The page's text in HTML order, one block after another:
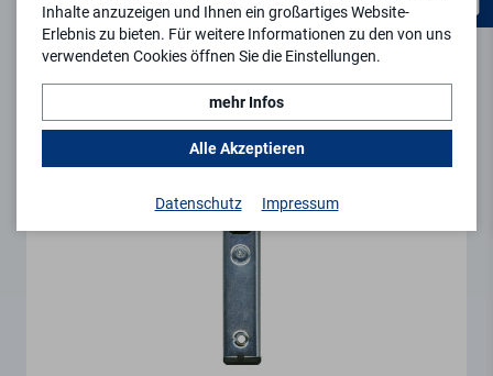
Inhalte anzuzeigen und Ihnen ein großartiges Website-
Erlebnis zu bieten. Für weitere Informationen zu den von uns
verwendeten Cookies öffnen Sie die Einstellungen.
mehr Infos
Alle Akzeptieren
Datenschutz Impressum